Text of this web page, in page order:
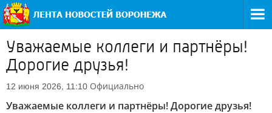
Уважаемые коллеги и партнёры!
Дорогие друзья!
12 июня 2026, 11:10 Официально
Уважаемые коллеги и партнёры! Дорогие друзья!